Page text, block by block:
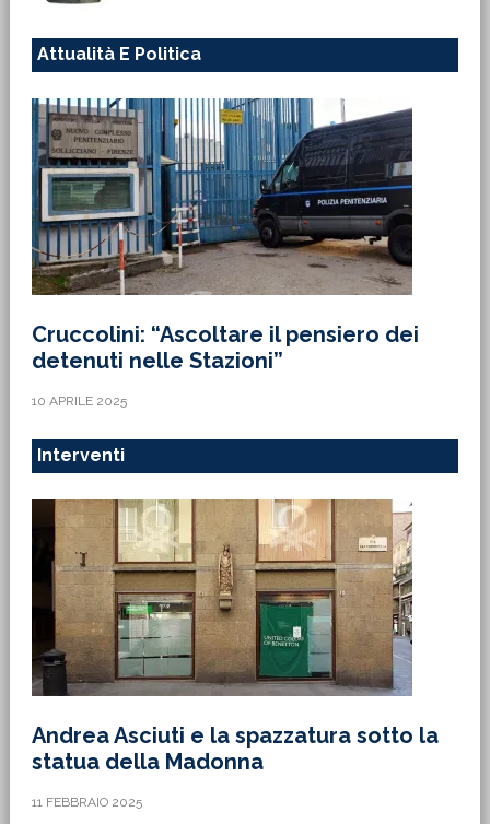
Attualità E Politica
Cruccolini: “Ascoltare il pensiero dei
detenuti nelle Stazioni”
10 APRILE 2025
Interventi
Andrea Asciuti e la spazzatura sotto la
statua della Madonna
11 FEBBRAIO 2025